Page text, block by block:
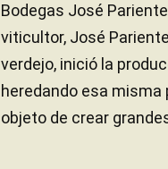
Bodegas José
viticultor, José
verdejo, inició la
heredando esa misma
objeto de crear